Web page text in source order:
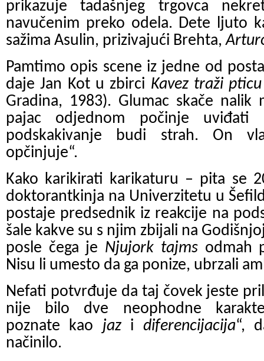
prikazuje tadašnjeg trgovca
navučenim preko odela. Dete ljuto
sažima Asulin, prizivajući Brehta,
Pamtimo opis scene iz jedne od
daje Jan Kot u zbirci Kavez traži
Gradina, 1983). Glumac skače nalik
pajac odjednom počinje
podskakivanje budi strah. On
opčinjuje“.
Kako karikirati karikaturu – pita se
doktorantkinja na Univerzitetu u
postaje predsednik iz reakcije na
šale kakve su s njim zbijali na
posle čega je Njujork tajmsodmah
Nisu li umesto da ga ponize, ubrzali
Nefati potvrđuje da taj čovek jeste
nije bilo dve neophodne
poznate kao jazi diferencijacija“,
načinilo.